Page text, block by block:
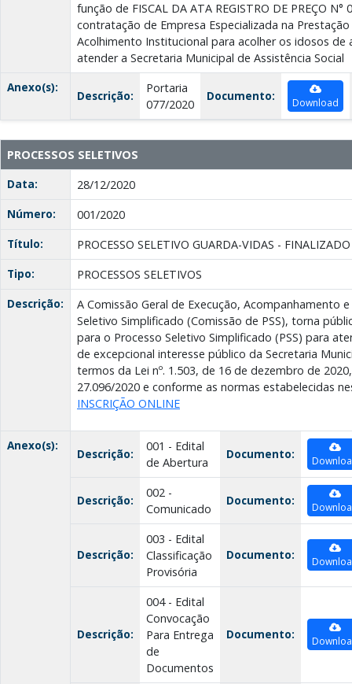
função de FISCAL DA ATA REGISTRO DE PREÇO
contratação de Empresa Especializada na
Acolhimento Institucional para acolher os idosos de
atender a Secretaria Municipal de Assistência Social
Anexo(s):
Descrição:
Portaria
077/2020
Documento: Download
PROCESSOS SELETIVOS
Data:
28/12/2020
Número:
001/2020
Título:
PROCESSO SELETIVO GUARDA-VIDAS - FINALIZADO
Tipo:
PROCESSOS SELETIVOS
Descrição:
A Comissão Geral de Execução, Acompanhamento
Seletivo Simplificado (Comissão de PSS), torna
para o Processo Seletivo Simplificado (PSS) para
de excepcional interesse público da Secretaria
termos da Lei nº. 1.503, de 16 de dezembro de
27.096/2020 e conforme as normas estabelecidas
INSCRIÇÃO ONLINE
Anexo(s):
Descrição:
001 - Edital
de Abertura
Documento:
Descrição:
002 -
Comunicado
Documento:
Descrição:
003 - Edital
Classificação
Provisória
Documento:
Descrição:
004 - Edital
Convocação
Para Entrega
de
Documentos
Documento: